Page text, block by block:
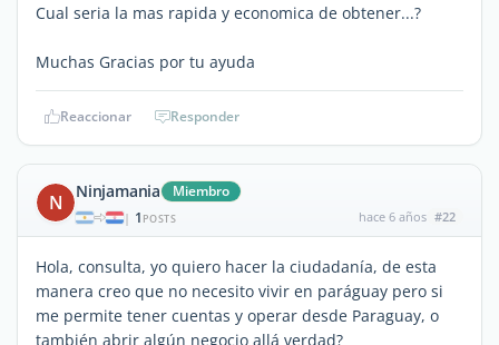
Cual seria la mas rapida y economica de obtener...?
Muchas Gracias por tu ayuda
Reaccionar Responder
N Ninjamania Miembro
| 1 POSTS hace 6 años #22
Hola, consulta, yo quiero hacer la ciudadanía, de esta
manera creo que no necesito vivir en paráguay pero si
me permite tener cuentas y operar desde Paraguay, o
también abrir algún negocio allá verdad?